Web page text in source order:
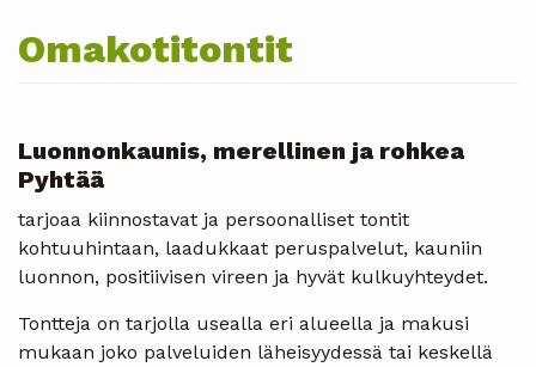
Omakotitontit
Luonnonkaunis, merellinen ja rohkea
Pyhtää
tarjoaa kiinnostavat ja persoonalliset tontit
kohtuuhintaan, laadukkaat peruspalvelut, kauniin
luonnon, positiivisen vireen ja hyvät kulkuyhteydet.
Tontteja on tarjolla usealla eri alueella ja makusi
mukaan joko palveluiden läheisyydessä tai keskellä